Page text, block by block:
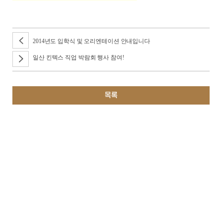
2014년도 입학식 및 오리엔테이션 안내입니다
일산 킨텍스 직업 박람회 행사 참여!
목록